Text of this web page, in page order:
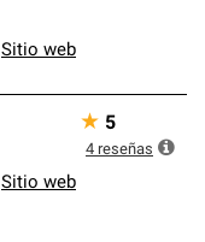
Sitio web
Sitio web
★ 5
4 reseñas